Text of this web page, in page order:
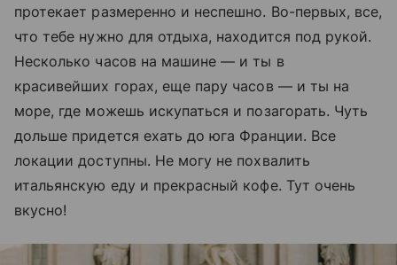
протекает размеренно и неспешно. Во-первых, все,
что тебе нужно для отдыха, находится под рукой.
Несколько часов на машине — и ты в
красивейших горах, еще пару часов — и ты на
море, где можешь искупаться и позагорать. Чуть
дольше придется ехать до юга Франции. Все
локации доступны. Не могу не похвалить
итальянскую еду и прекрасный кофе. Тут очень
вкусно!